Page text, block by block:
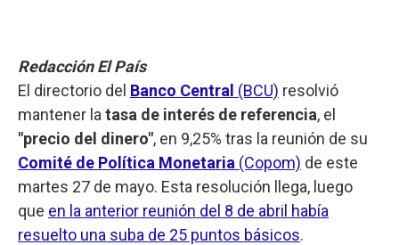
Redacción El País
El directorio del Banco Central (BCU) resolvió
mantener la tasa de interés de referencia, el
"precio del dinero", en 9,25% tras la reunión de su
Comité de Política Monetaria (Copom) de este
martes 27 de mayo. Esta resolución llega, luego
que en la anterior reunión del 8 de abril había
resuelto una suba de 25 puntos básicos.